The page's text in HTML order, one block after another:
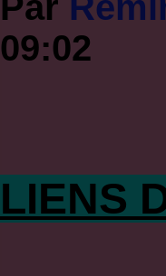
09:02
LIENS